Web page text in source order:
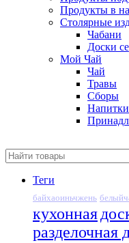
Продукты в
Столярные
Чабани
Доски
Мой Чай
Чай
Травы
Сборы
Напитки
Теги
байхаоиньчжень
кухонная
разделочная